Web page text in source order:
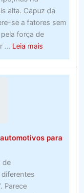
alta. Capuz da
se a fatores sem
força de
... Leia maisabout
Melhores
apostas
–para
de
Parece